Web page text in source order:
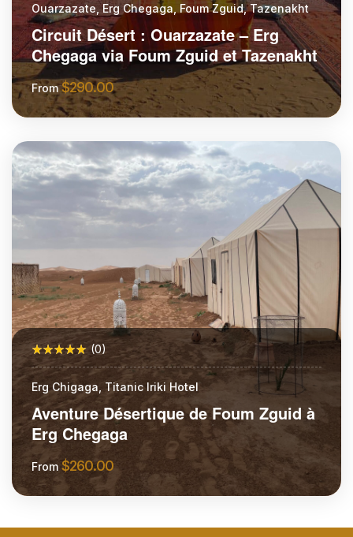
Ouarzazate, Erg Chegaga, Foum Zguid, Tazenakht
Circuit Désert : Ouarzazate – Erg
Chegaga via Foum Zguid et Tazenakht
From $290.00
More Information
(0)
Erg Chigaga, Titanic Iriki Hotel
Aventure Désertique de Foum Zguid à
Erg Chegaga
From $260.00